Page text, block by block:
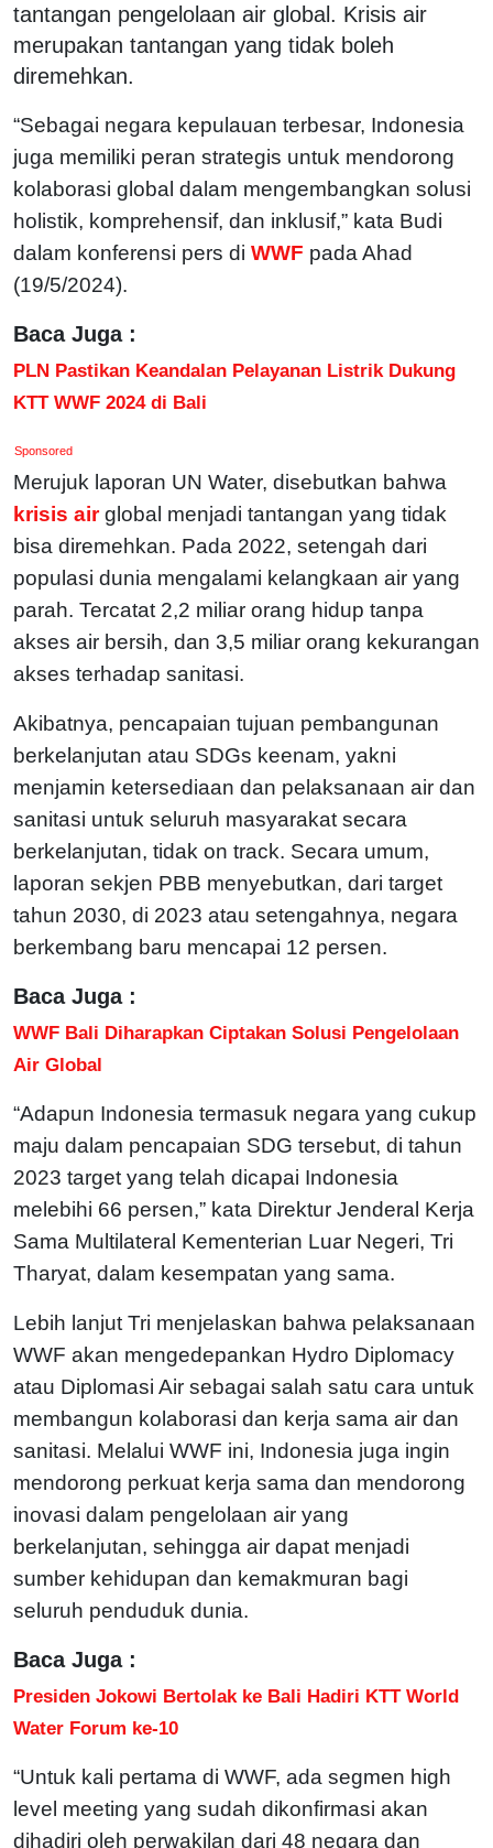
tantangan pengelolaan air global. Krisis air
merupakan tantangan yang tidak boleh
diremehkan.
“Sebagai negara kepulauan terbesar, Indonesia
juga memiliki peran strategis untuk mendorong
kolaborasi global dalam mengembangkan solusi
holistik, komprehensif, dan inklusif,” kata Budi
dalam konferensi pers di WWF pada Ahad
(19/5/2024).
Baca Juga :
PLN Pastikan Keandalan Pelayanan Listrik Dukung
KTT WWF 2024 di Bali
Sponsored
Merujuk laporan UN Water, disebutkan bahwa
krisis airglobal menjadi tantangan yang tidak
bisa diremehkan. Pada 2022, setengah dari
populasi dunia mengalami kelangkaan air yang
parah. Tercatat 2,2 miliar orang hidup tanpa
akses air bersih, dan 3,5 miliar orang kekurangan
akses terhadap sanitasi.
Akibatnya, pencapaian tujuan pembangunan
berkelanjutan atau SDGs keenam, yakni
menjamin ketersediaan dan pelaksanaan air dan
sanitasi untuk seluruh masyarakat secara
berkelanjutan, tidak on track. Secara umum,
laporan sekjen PBB menyebutkan, dari target
tahun 2030, di 2023 atau setengahnya, negara
berkembang baru mencapai 12 persen.
Baca Juga :
WWF Bali Diharapkan Ciptakan Solusi Pengelolaan
Air Global
“Adapun Indonesia termasuk negara yang cukup
maju dalam pencapaian SDG tersebut, di tahun
2023 target yang telah dicapai Indonesia
melebihi 66 persen,” kata Direktur Jenderal Kerja
Sama Multilateral Kementerian Luar Negeri, Tri
Tharyat, dalam kesempatan yang sama.
Lebih lanjut Tri menjelaskan bahwa pelaksanaan
WWF akan mengedepankan Hydro Diplomacy
atau Diplomasi Air sebagai salah satu cara untuk
membangun kolaborasi dan kerja sama air dan
sanitasi. Melalui WWF ini, Indonesia juga ingin
mendorong perkuat kerja sama dan mendorong
inovasi dalam pengelolaan air yang
berkelanjutan, sehingga air dapat menjadi
sumber kehidupan dan kemakmuran bagi
seluruh penduduk dunia.
Baca Juga :
Presiden Jokowi Bertolak ke Bali Hadiri KTT World
Water Forum ke-10
“Untuk kali pertama di WWF, ada segmen high
level meeting yang sudah dikonfirmasi akan
dihadiri oleh perwakilan dari 48 negara dan